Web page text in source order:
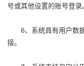
号或其他设置的账号登录。
6、系统具有用户数据
接。